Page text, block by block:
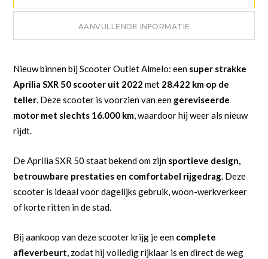
AANVULLENDE INFORMATIE
Nieuw binnen bij Scooter Outlet Almelo: een super strakke
Aprilia SXR 50 scooter uit 2022 met 28.422 km op de
teller. Deze scooter is voorzien van een gereviseerde
motor met slechts 16.000 km, waardoor hij weer als nieuw
rijdt.
De Aprilia SXR 50 staat bekend om zijn sportieve design,
betrouwbare prestaties en comfortabel rijgedrag. Deze
scooter is ideaal voor dagelijks gebruik, woon-werkverkeer
of korte ritten in de stad.
Bij aankoop van deze scooter krijg je een complete
afleverbeurt, zodat hij volledig rijklaar is en direct de weg